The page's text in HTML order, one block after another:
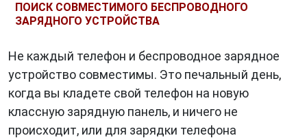
ПОИСК СОВМЕСТИМОГО БЕСПРОВОДНОГО
ЗАРЯДНОГО УСТРОЙСТВА
Не каждый телефон и беспроводное зарядное
устройство совместимы. Это печальный день,
когда вы кладете свой телефон на новую
классную зарядную панель, и ничего не
происходит, или для зарядки телефона